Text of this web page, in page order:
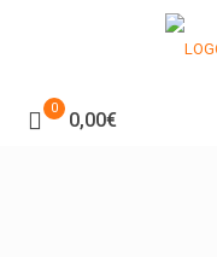
0
0,00€